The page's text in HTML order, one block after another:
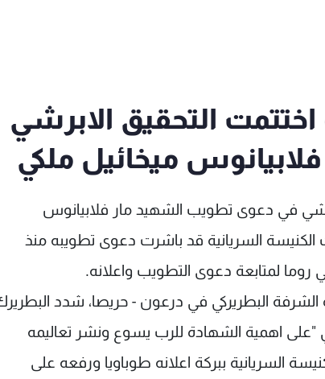
اختتمت التحقيق الابرشي
ميخائيل ملكي
في دعوى تطويب الشهيد مار فلابيانوس
الكنيسة السريانية قد باشرت دعوى تطويبه منذ
لمتابعة دعوى التطويب واعلانه.
البطريركي في درعون - حريصا، شدد
"على اهمية الشهادة للرب يسوع ونشر تعاليمه
السريانية ببركة اعلانه طوباويا ورفعه على